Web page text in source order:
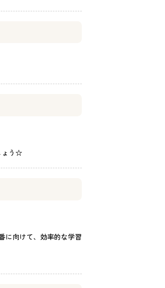
ょう☆
に向けて、効率的な学習